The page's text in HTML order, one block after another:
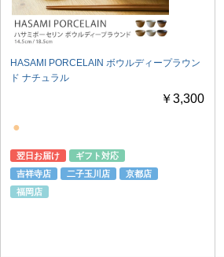
HASAMI PORCELAIN ボウルディープラウン
ド ナチュラル
￥3,300
●
翌日お届け
ギフト対応
吉祥寺店
二子玉川店
京都店
福岡店